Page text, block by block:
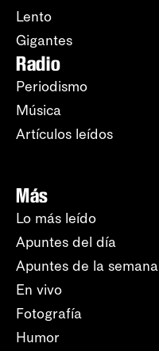
Lento
Gigantes
Radio
Periodismo
Música
Artículos leídos
Más
Lo más leído
Apuntes del día
Apuntes de la semana
En vivo
Fotografía
Humor